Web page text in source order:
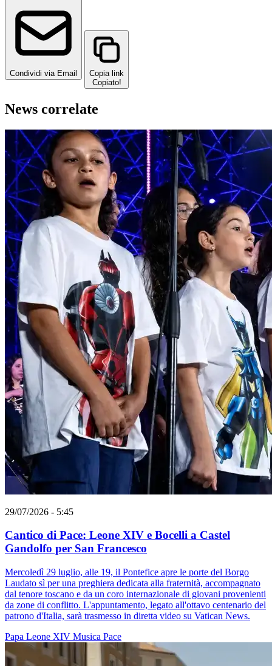
Condividi via Email
Copia link
Copiato!
News correlate
29/07/2026 - 5:45
Cantico di Pace: Leone XIV e Bocelli a Castel
Gandolfo per San Francesco
Mercoledì 29 luglio, alle 19, il Pontefice apre le porte del Borgo
Laudato sì per una preghiera dedicata alla fraternità, accompagnato
dal tenore toscano e da un coro internazionale di giovani provenienti
da zone di conflitto. L'appuntamento, legato all'ottavo centenario del
patrono d'Italia, sarà trasmesso in diretta video su Vatican News.
Papa Leone XIV Musica Pace